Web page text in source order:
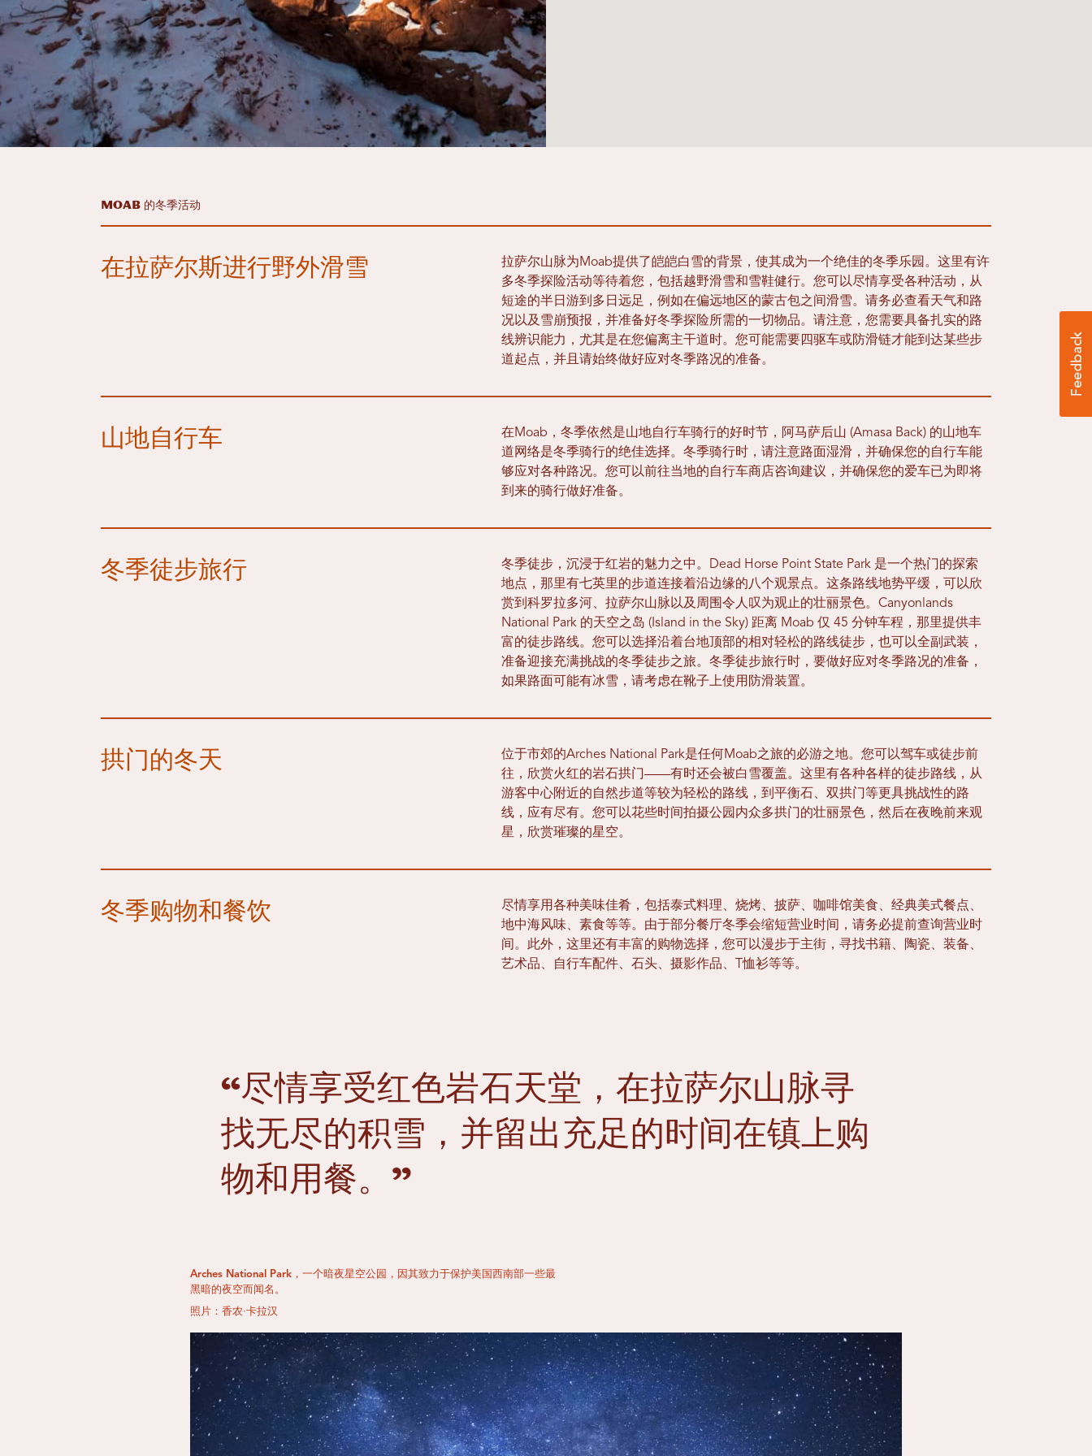
Moab 的冬季活动
在拉萨尔斯进行野外滑雪
拉萨尔山脉为Moab提供了皑皑白雪的背景，使其成为一个绝佳的冬季乐园。这里有许
多冬季探险活动等待着您，包括越野滑雪和雪鞋健行。您可以尽情享受各种活动，从
短途的半日游到多日远足，例如在偏远地区的蒙古包之间滑雪。请务必查看天气和路
况以及雪崩预报，并准备好冬季探险所需的一切物品。请注意，您需要具备扎实的路
线辨识能力，尤其是在您偏离主干道时。您可能需要四驱车或防滑链才能到达某些步
道起点，并且请始终做好应对冬季路况的准备。
山地自行车
在Moab，冬季依然是山地自行车骑行的好时节，阿马萨后山 (Amasa Back) 的山地车
道网络是冬季骑行的绝佳选择。冬季骑行时，请注意路面湿滑，并确保您的自行车能
够应对各种路况。您可以前往当地的自行车商店咨询建议，并确保您的爱车已为即将
到来的骑行做好准备。
冬季徒步旅行
冬季徒步，沉浸于红岩的魅力之中。Dead Horse Point State Park 是一个热门的探索
地点，那里有七英里的步道连接着沿边缘的八个观景点。这条路线地势平缓，可以欣
赏到科罗拉多河、拉萨尔山脉以及周围令人叹为观止的壮丽景色。Canyonlands
National Park 的天空之岛 (Island in the Sky) 距离 Moab 仅 45 分钟车程，那里提供丰
富的徒步路线。您可以选择沿着台地顶部的相对轻松的路线徒步，也可以全副武装，
准备迎接充满挑战的冬季徒步之旅。冬季徒步旅行时，要做好应对冬季路况的准备，
如果路面可能有冰雪，请考虑在靴子上使用防滑装置。
拱门的冬天
位于市郊的Arches National Park是任何Moab之旅的必游之地。您可以驾车或徒步前
往，欣赏火红的岩石拱门——有时还会被白雪覆盖。这里有各种各样的徒步路线，从
游客中心附近的自然步道等较为轻松的路线，到平衡石、双拱门等更具挑战性的路
线，应有尽有。您可以花些时间拍摄公园内众多拱门的壮丽景色，然后在夜晚前来观
星，欣赏璀璨的星空。
冬季购物和餐饮
尽情享用各种美味佳肴，包括泰式料理、烧烤、披萨、咖啡馆美食、经典美式餐点、
地中海风味、素食等等。由于部分餐厅冬季会缩短营业时间，请务必提前查询营业时
间。此外，这里还有丰富的购物选择，您可以漫步于主街，寻找书籍、陶瓷、装备、
艺术品、自行车配件、石头、摄影作品、T恤衫等等。
“尽情享受红色岩石天堂，在拉萨尔山脉寻
找无尽的积雪，并留出充足的时间在镇上购
物和用餐。”
Arches National Park，一个暗夜星空公园，因其致力于保护美国西南部一些最
黑暗的夜空而闻名。
照片：香农·卡拉汉